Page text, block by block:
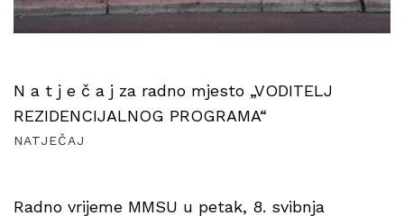
N a t j e č a j za radno mjesto „VODITELJ
REZIDENCIJALNOG PROGRAMA“
NATJEČAJ
Radno vrijeme MMSU u petak, 8. svibnja